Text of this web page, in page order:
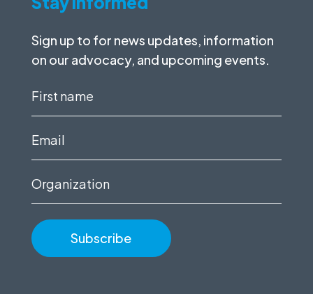
Sign up to for news updates, information
on our advocacy, and upcoming events.
First
name
(Required)
Email
(Required)
Organization